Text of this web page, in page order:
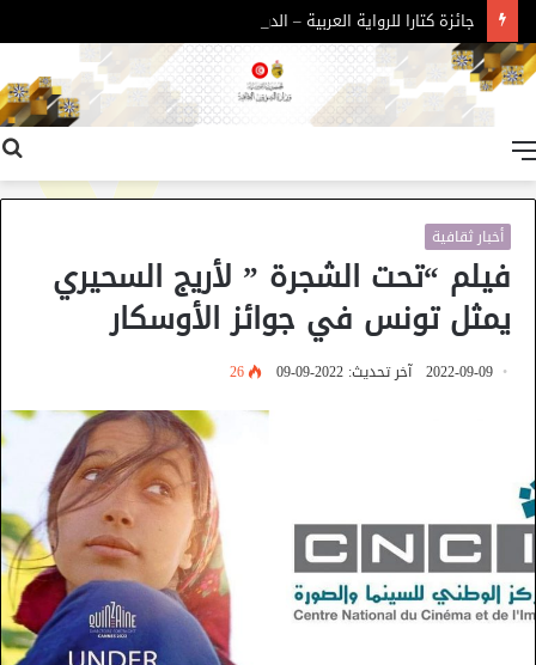
جائزة كتارا للرواية العربية – الدورة 11
أخبار ثقافية
فيلم “تحت الشجرة ” لأريج السحيري
يمثل تونس في جوائز الأوسكار
2022-09-09 آخر تحديث: 2022-09-09 26